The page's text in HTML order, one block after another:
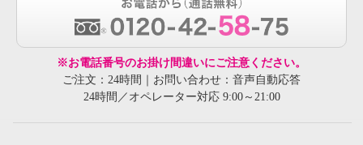
※お電話番号のお掛け間違いにご注意ください。
ご注文：24時間｜お問い合わせ：音声自動応答
24時間／オペレーター対応 9:00～21:00